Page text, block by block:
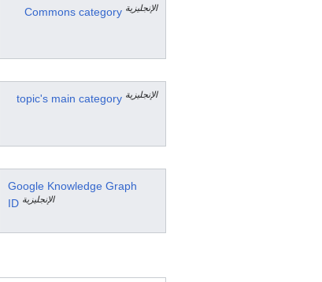
Commons category الإنجليزية
topic's main category الإنجليزية
Google Knowledge Graph
ID الإنجليزية